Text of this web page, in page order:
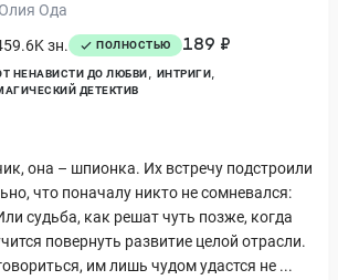
Ода
зн.
ПОЛНОСТЬЮ 189 ₽
НЕНАВИСТИ ДО ЛЮБВИ
ИНТРИГИ
ДЕТЕКТИВ
она – шпионка. Их встречу подстроили
что поначалу никто не сомневался:
судьба, как решат чуть позже, когда
повернуть развитие целой отрасли.
им лишь чудом удастся не ...